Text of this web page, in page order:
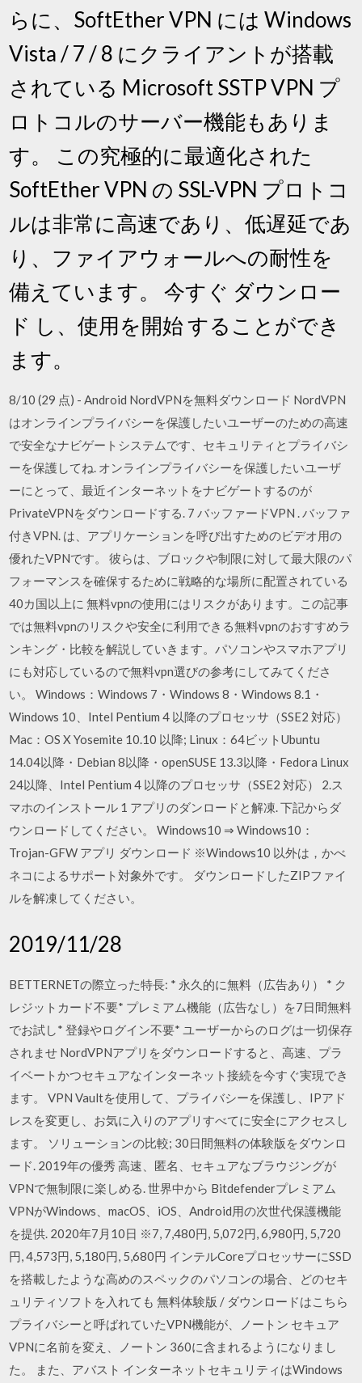
らに、SoftEther VPN には Windows
Vista / 7 / 8 にクライアントが搭載
されている Microsoft SSTP VPN プ
ロトコルのサーバー機能もありま
す。 この究極的に最適化された
SoftEther VPN の SSL-VPN プロトコ
ルは非常に高速であり、低遅延であ
り、ファイアウォールへの耐性を
備えています。 今すぐ ダウンロー
ド し、使用を開始 することができ
ます。
8/10 (29 点) - Android NordVPNを無料ダウンロード NordVPN
はオンラインプライバシーを保護したいユーザーのための高速
で安全なナビゲートシステムです、セキュリティとプライバシ
ーを保護してね. オンラインプライバシーを保護したいユーザ
ーにとって、最近インターネットをナビゲートするのが
PrivateVPNをダウンロードする. 7 バッファードVPN . バッファ
付きVPN. は、アプリケーションを呼び出すためのビデオ用の
優れたVPNです。 彼らは、ブロックや制限に対して最大限のパ
フォーマンスを確保するために戦略的な場所に配置されている
40カ国以上に 無料vpnの使用にはリスクがあります。この記事
では無料vpnのリスクや安全に利用できる無料vpnのおすすめラ
ンキング・比較を解説していきます。パソコンやスマホアプリ
にも対応しているので無料vpn選びの参考にしてみてくださ
い。 Windows：Windows 7・Windows 8・Windows 8.1・
Windows 10、Intel Pentium 4 以降のプロセッサ（SSE2 対応）
Mac：OS X Yosemite 10.10 以降; Linux：64ビットUbuntu
14.04以降・Debian 8以降・openSUSE 13.3以降・Fedora Linux
24以降、Intel Pentium 4 以降のプロセッサ（SSE2 対応） 2.ス
マホのインストール 1 アプリのダンロードと解凍. 下記からダ
ウンロードしてください。 Windows10 ⇒ Windows10：
Trojan-GFW アプリ ダウンロード ※Windows10 以外は，かべ
ネコによるサポート対象外です。 ダウンロードしたZIPファイ
ルを解凍してください。
2019/11/28
BETTERNETの際立った特長: * 永久的に無料（広告あり） * ク
レジットカード不要* プレミアム機能（広告なし）を7日間無料
でお試し* 登録やログイン不要* ユーザーからのログは一切保存
されませ NordVPNアプリをダウンロードすると、高速、プラ
イベートかつセキュアなインターネット接続を今すぐ実現でき
ます。 VPN Vaultを使用して、プライバシーを保護し、IPアド
レスを変更し、お気に入りのアプリすべてに安全にアクセスし
ます。 ソリューションの比較; 30日間無料の体験版をダウンロ
ード. 2019年の優秀 高速、匿名、セキュアなブラウジングが
VPNで無制限に楽しめる. 世界中から Bitdefenderプレミアム
VPNがWindows、macOS、iOS、Android用の次世代保護機能
を提供. 2020年7月10日 ※7, 7,480円, 5,072円, 6,980円, 5,720
円, 4,573円, 5,180円, 5,680円 インテルCoreプロセッサーにSSD
を搭載したような高めのスペックのパソコンの場合、どのセキ
ュリティソフトを入れても 無料体験版 / ダウンロードはこちら
プライバシーと呼ばれていたVPN機能が、ノートン セキュア
VPNに名前を変え、ノートン 360に含まれるようになりまし
た。 また、アバスト インターネットセキュリティはWindows